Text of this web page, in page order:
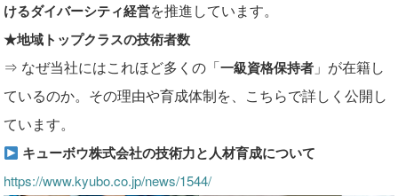
けるダイバーシティ経営を推進しています。
★地域トップクラスの技術者数
⇒ なぜ当社にはこれほど多くの「一級資格保持者 」が在籍し
ているのか。その理由や育成体制を、こちらで詳しく公開し
ています。
キューボウ株式会社の技術力と人材育成について
https://www.kyubo.co.jp/news/1544/